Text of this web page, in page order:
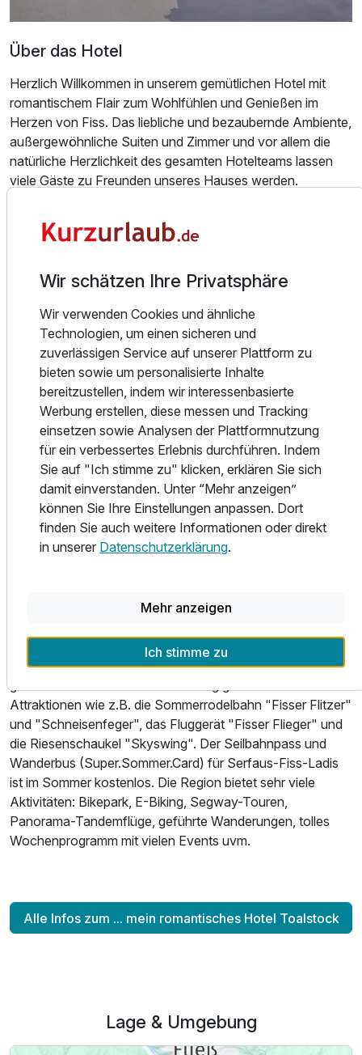
Über das Hotel
Herzlich Willkommen in unserem gemütlichen Hotel mit
romantischem Flair zum Wohlfühlen und Genießen im
Herzen von Fiss. Das liebliche und bezaubernde Ambiente,
außergewöhnliche Suiten und Zimmer und vor allem die
natürliche Herzlichkeit des gesamten Hotelteams lassen
viele Gäste zu Freunden unseres Hauses werden.
Verbringen Sie romantische Stunden zu Zweit in unseren
einladenden Suiten. Auf ca. 28 - 40m² ist für jeden
Frühstück wird auf Wunsch auch sehr gerne aufs Zimmer
serviert.
Erleben Sie eine wohltuende Spa-Landschaft, die all Ihre
Sinne verwöhnt. Treten Sie ein, in eine lichte, leichte Welt
aus Wasser, Düften und Dämpfen. Loslassen, sich
verlieren im romantischen Kerzenmeer...
Nutzen Sie unser neues, modernes Hallenbad mit
Ruheraum und Rooftop-Lounge über den Dächern von
Fiss. Erleben Sie eine wohltuende Spa-Landschaft mit
Dampfbad, Bio-Sanarium, Finnische Sauna, Infrarotkabine,
Solarium und Sauna-Ruheraum.
Ladis ist bekannt für das große, exklusive Skigebiet. Mit
über 212 Pistenkilometer zählt das Skigebiet zu den
größten in Österreich. Auf dem Berg gibt es zahlreiche
Attraktionen wie z.B. die Sommerrodelbahn "Fisser Flitzer"
und "Schneisenfeger", das Fluggerät "Fisser Flieger" und
die Riesenschaukel "Skyswing". Der Seilbahnpass und
Wanderbus (Super.Sommer.Card) für Serfaus-Fiss-Ladis
ist im Sommer kostenlos. Die Region bietet sehr viele
Aktivitäten: Bikepark, E-Biking, Segway-Touren,
Panorama-Tandemflüge, geführte Wanderungen, tolles
Wochenprogramm mit vielen Events uvm.
Alle Infos zum ... mein romantisches Hotel Toalstock
Lage & Umgebung
Wir schätzen Ihre Privatsphäre
Wir verwenden Cookies und ähnliche
Technologien, um einen sicheren und
zuverlässigen Service auf unserer Plattform zu
bieten sowie um personalisierte Inhalte
bereitzustellen, indem wir interessenbasierte
Werbung erstellen, diese messen und Tracking
einsetzen sowie Analysen der Plattformnutzung
für ein verbessertes Erlebnis durchführen. Indem
Sie auf "Ich stimme zu" klicken, erklären Sie sich
damit einverstanden. Unter “Mehr anzeigen”
können Sie Ihre Einstellungen anpassen. Dort
finden Sie auch weitere Informationen oder direkt
in unserer Datenschutzerklärung.
Mehr anzeigen
Ich stimme zu